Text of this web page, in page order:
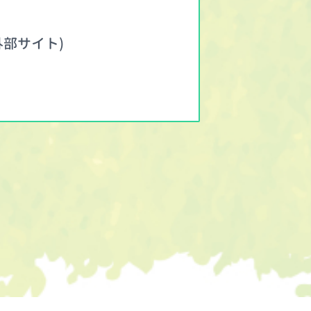
サイト)